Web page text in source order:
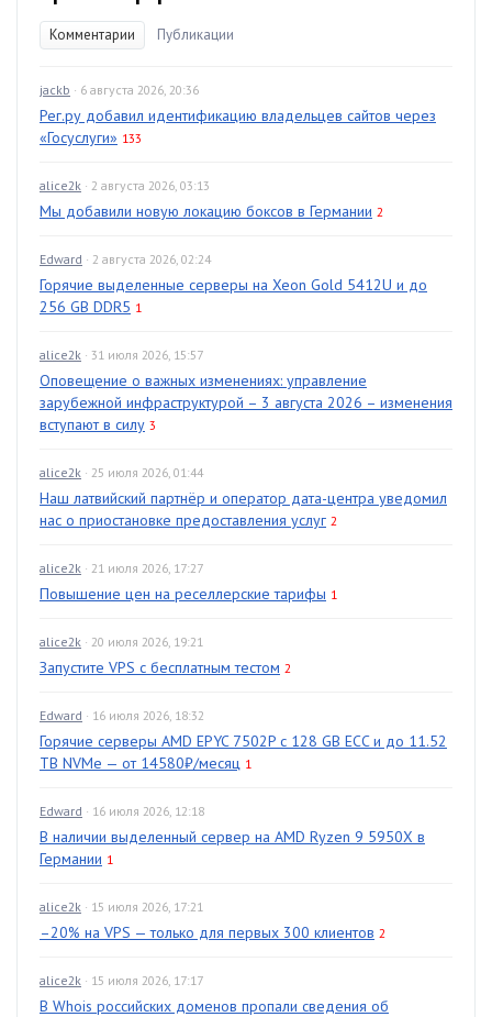
Комментарии Публикации
jackb · 6 августа 2026, 20:36
Рег.ру добавил идентификацию владельцев сайтов через
«Госуслуги» 133
alice2k · 2 августа 2026, 03:13
Мы добавили новую локацию боксов в Германии 2
Edward · 2 августа 2026, 02:24
Горячие выделенные серверы на Xeon Gold 5412U и до
256 GB DDR5 1
alice2k · 31 июля 2026, 15:57
Оповещение о важных изменениях: управление
зарубежной инфраструктурой – 3 августа 2026 – изменения
вступают в силу 3
alice2k · 25 июля 2026, 01:44
Наш латвийский партнёр и оператор дата-центра уведомил
нас о приостановке предоставления услуг 2
alice2k · 21 июля 2026, 17:27
Повышение цен на реселлерские тарифы 1
alice2k · 20 июля 2026, 19:21
Запустите VPS с бесплатным тестом 2
Edward · 16 июля 2026, 18:32
Горячие серверы AMD EPYC 7502P с 128 GB ECC и до 11.52
TB NVMe — от 14580₽/месяц 1
Edward · 16 июля 2026, 12:18
В наличии выделенный сервер на AMD Ryzen 9 5950X в
Германии 1
alice2k · 15 июля 2026, 17:21
–20% на VPS — только для первых 300 клиентов 2
alice2k · 15 июля 2026, 17:17
В Whois российских доменов пропали сведения об